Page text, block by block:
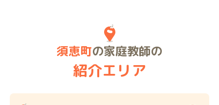
須恵町の家庭教師の
紹介エリア